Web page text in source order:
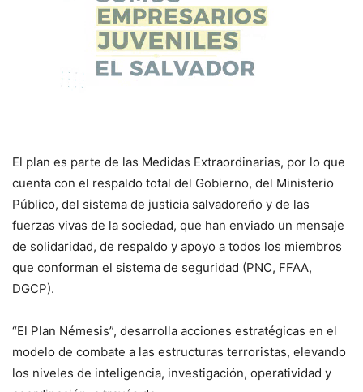
El plan es parte de las Medidas Extraordinarias, por lo que
cuenta con el respaldo total del Gobierno, del Ministerio
Público, del sistema de justicia salvadoreño y de las
fuerzas vivas de la sociedad, que han enviado un mensaje
de solidaridad, de respaldo y apoyo a todos los miembros
que conforman el sistema de seguridad (PNC, FFAA,
DGCP).
“El Plan Némesis”, desarrolla acciones estratégicas en el
modelo de combate a las estructuras terroristas, elevando
los niveles de inteligencia, investigación, operatividad y